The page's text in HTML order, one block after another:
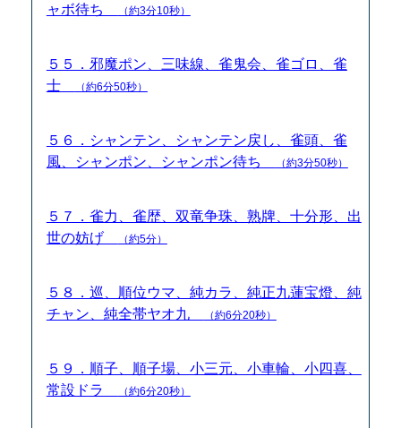
ャボ待ち
（約3分10秒）
５５．邪魔ポン、三味線、雀鬼会、雀ゴロ、雀
士
（約6分50秒）
５６．シャンテン、シャンテン戻し、雀頭、雀
風、シャンポン、シャンポン待ち
（約3分50秒）
５７．雀力、雀歴、双竜争珠、熟牌、十分形、出
世の妨げ
（約5分）
５８．巡、順位ウマ、純カラ、純正九蓮宝燈、純
チャン、純全帯ヤオ九
（約6分20秒）
５９．順子、順子場、小三元、小車輪、小四喜、
常設ドラ
（約6分20秒）